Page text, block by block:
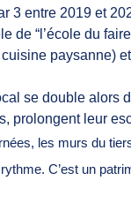
3 entre 2019 et
de “l’école du
paysanne)
se double alors
prolongent leur
les murs du
C’est un